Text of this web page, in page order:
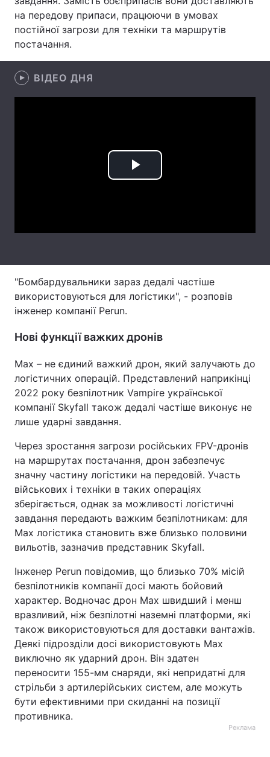
Інтерв'ю Думки
Архів Вакансії
на передову припаси, працюючи в умовах
постійної загрози для техніки та маршрутів
постачання.
ВІДЕО ДНЯ
Play
"Бомбардувальники зараз дедалі частіше
використовуються для логістики", - розповів
інженер компанії Perun.
Нові функції важких дронів
Max – не єдиний важкий дрон, який залучають до
логістичних операцій. Представлений наприкінці
2022 року безпілотник Vampire української
компанії Skyfall також дедалі частіше виконує не
лише ударні завдання.
Через зростання загрози російських FPV-дронів
на маршрутах постачання, дрон забезпечує
значну частину логістики на передовій. Участь
військових і техніки в таких операціях
зберігається, однак за можливості логістичні
завдання передають важким безпілотникам: для
Max логістика становить вже близько половини
вильотів, зазначив представник Skyfall.
Інженер Perun повідомив, що близько 70% місій
безпілотників компанії досі мають бойовий
характер. Водночас дрон Max швидший і менш
вразливий, ніж безпілотні наземні платформи, які
також використовуються для доставки вантажів.
Деякі підрозділи досі використовують Max
виключно як ударний дрон. Він здатен
переносити 155-мм снаряди, які непридатні для
стрільби з артилерійських систем, але можуть
бути ефективними при скиданні на позиції
противника.
Реклама